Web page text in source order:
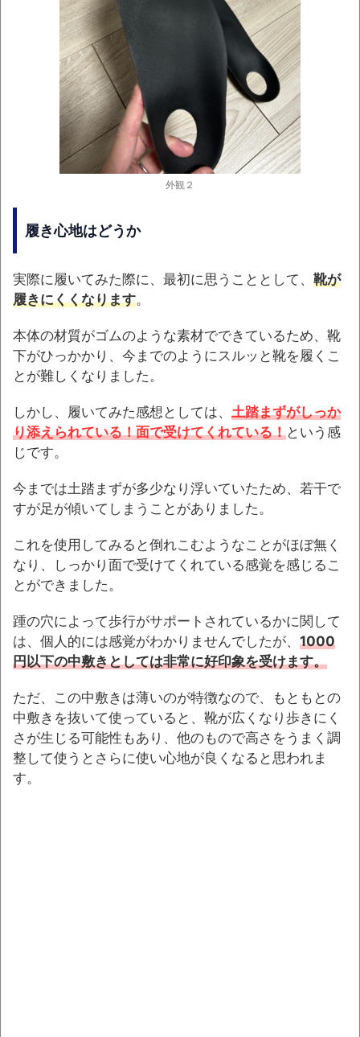
外観２
履き心地はどうか
実際に履いてみた際に、最初に思うこととして、 靴が
履きにくくなります。
本体の材質がゴムのような素材でできているため、靴
下がひっかかり、今までのようにスルッと靴を履くこ
とが難しくなりました。
しかし、履いてみた感想としては、 土踏まずがしっか
り添えられている！面で受けてくれている！という感
じです。
今までは土踏まずが多少なり浮いていたため、若干で
すが足が傾いてしまうことがありました。
これを使用してみると倒れこむようなことがほぼ無く
なり、しっかり面で受けてくれている感覚を感じるこ
とができました。
踵の穴によって歩行がサポートされているかに関して
は、個人的には感覚がわかりませんでしたが、 1000
円以下の中敷きとしては非常に好印象を受けます。
ただ、この中敷きは薄いのが特徴なので、もともとの
中敷きを抜いて使っていると、靴が広くなり歩きにく
さが生じる可能性もあり、他のもので高さをうまく調
整して使うとさらに使い心地が良くなると思われま
す。